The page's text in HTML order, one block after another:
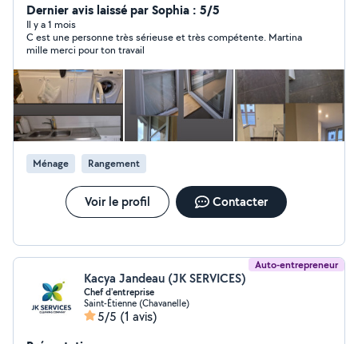
du ménage de base, de l'aide au rangement.. Je nettoie
les maison bâtiment Bureau appartements ainsi que les
anciennes maisons qui ont été laissées à l'abandon. Je
suis là pour redonner de la propreté et du confort à
votre espace, merci beaucoup
Dernier avis laissé par Sophia : 5/5
Il y a 1 mois
C est une personne très sérieuse et très compétente. Martina
mille merci pour ton travail
Ménage Rangement
Voir le profil Contacter
Auto-entrepreneur
Kacya Jandeau (JK SERVICES)
Chef d'entreprise
Saint-Étienne (Chavanelle)
5/5 (1 avis)